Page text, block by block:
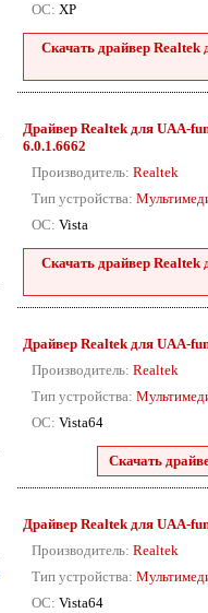
ОС: XP
Скачать драйвер
Драйвер Realtek для UAA-
6.0.1.6662
Производитель: Realtek
Тип устройства:
ОС: Vista
Скачать драйвер
Драйвер Realtek для UAA-
Производитель: Realtek
Тип устройства:
ОС: Vista64
Скачать
Драйвер Realtek для UAA-
Производитель: Realtek
Тип устройства:
ОС: Vista64